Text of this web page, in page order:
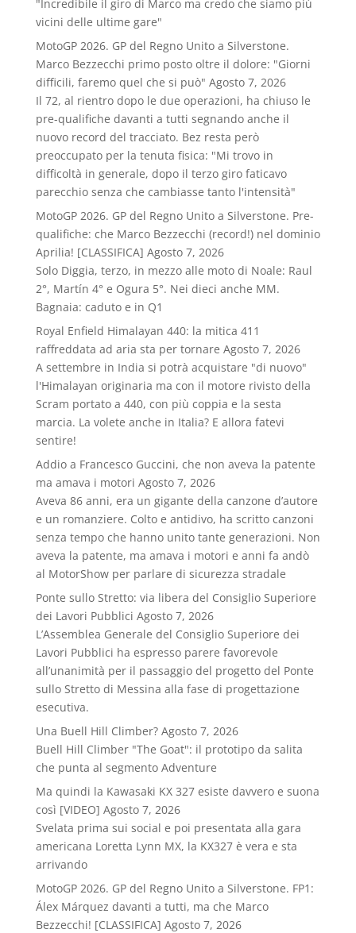
"Incredibile il giro di Marco ma credo che siamo più
vicini delle ultime gare"
MotoGP 2026. GP del Regno Unito a Silverstone.
Marco Bezzecchi primo posto oltre il dolore: "Giorni
difficili, faremo quel che si può" Agosto 7, 2026
Il 72, al rientro dopo le due operazioni, ha chiuso le
pre-qualifiche davanti a tutti segnando anche il
nuovo record del tracciato. Bez resta però
preoccupato per la tenuta fisica: "Mi trovo in
difficoltà in generale, dopo il terzo giro faticavo
parecchio senza che cambiasse tanto l'intensità"
MotoGP 2026. GP del Regno Unito a Silverstone. Pre-
qualifiche: che Marco Bezzecchi (record!) nel dominio
Aprilia! [CLASSIFICA] Agosto 7, 2026
Solo Diggia, terzo, in mezzo alle moto di Noale: Raul
2°, Martín 4° e Ogura 5°. Nei dieci anche MM.
Bagnaia: caduto e in Q1
Royal Enfield Himalayan 440: la mitica 411
raffreddata ad aria sta per tornare Agosto 7, 2026
A settembre in India si potrà acquistare "di nuovo"
l'Himalayan originaria ma con il motore rivisto della
Scram portato a 440, con più coppia e la sesta
marcia. La volete anche in Italia? E allora fatevi
sentire!
Addio a Francesco Guccini, che non aveva la patente
ma amava i motori Agosto 7, 2026
Aveva 86 anni, era un gigante della canzone d’autore
e un romanziere. Colto e antidivo, ha scritto canzoni
senza tempo che hanno unito tante generazioni. Non
aveva la patente, ma amava i motori e anni fa andò
al MotorShow per parlare di sicurezza stradale
Ponte sullo Stretto: via libera del Consiglio Superiore
dei Lavori Pubblici Agosto 7, 2026
L’Assemblea Generale del Consiglio Superiore dei
Lavori Pubblici ha espresso parere favorevole
all’unanimità per il passaggio del progetto del Ponte
sullo Stretto di Messina alla fase di progettazione
esecutiva.
Una Buell Hill Climber? Agosto 7, 2026
Buell Hill Climber "The Goat": il prototipo da salita
che punta al segmento Adventure
Ma quindi la Kawasaki KX 327 esiste davvero e suona
così [VIDEO] Agosto 7, 2026
Svelata prima sui social e poi presentata alla gara
americana Loretta Lynn MX, la KX327 è vera e sta
arrivando
MotoGP 2026. GP del Regno Unito a Silverstone. FP1:
Álex Márquez davanti a tutti, ma che Marco
Bezzecchi! [CLASSIFICA] Agosto 7, 2026